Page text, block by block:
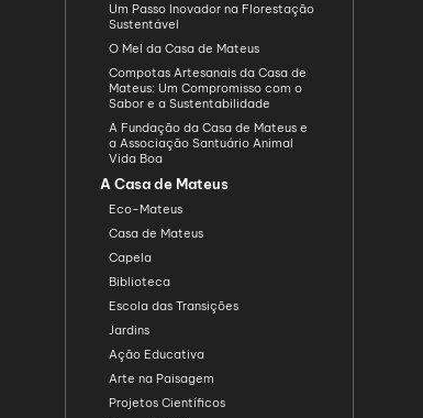
Um Passo Inovador na Florestação
Sustentável
O Mel da Casa de Mateus
Compotas Artesanais da Casa de
Mateus: Um Compromisso com o
Sabor e a Sustentabilidade
A Fundação da Casa de Mateus e
a Associação Santuário Animal
Vida Boa
A Casa de Mateus
Eco-Mateus
Casa de Mateus
Capela
Biblioteca
Escola das Transições
Jardins
Ação Educativa
Arte na Paisagem
Projetos Científicos